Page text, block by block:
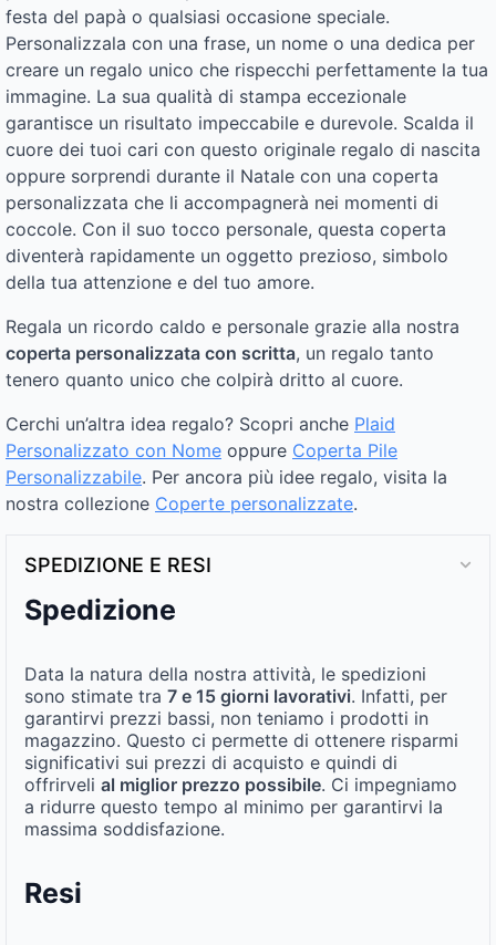
festa del papà o qualsiasi occasione speciale.
Personalizzala con una frase, un nome o una dedica per
creare un regalo unico che rispecchi perfettamente la tua
immagine. La sua qualità di stampa eccezionale
garantisce un risultato impeccabile e durevole. Scalda il
cuore dei tuoi cari con questo originale regalo di nascita
oppure sorprendi durante il Natale con una coperta
personalizzata che li accompagnerà nei momenti di
coccole. Con il suo tocco personale, questa coperta
diventerà rapidamente un oggetto prezioso, simbolo
della tua attenzione e del tuo amore.
Regala un ricordo caldo e personale grazie alla nostra
coperta personalizzata con scritta, un regalo tanto
tenero quanto unico che colpirà dritto al cuore.
Cerchi un’altra idea regalo? Scopri anche Plaid
Personalizzato con Nome oppure Coperta Pile
Personalizzabile. Per ancora più idee regalo, visita la
nostra collezione Coperte personalizzate.
SPEDIZIONE E RESI
Spedizione
Data la natura della nostra attività, le spedizioni
sono stimate tra 7 e 15 giorni lavorativi. Infatti, per
garantirvi prezzi bassi, non teniamo i prodotti in
magazzino. Questo ci permette di ottenere risparmi
significativi sui prezzi di acquisto e quindi di
offrirveli al miglior prezzo possibile. Ci impegniamo
a ridurre questo tempo al minimo per garantirvi la
massima soddisfazione.
Resi